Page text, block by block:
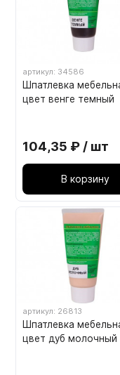
артикул: 34586
Шпатлевка
цвет венге темный
104,35 ₽ / шт
В корзину
артикул: 26813
Шпатлевка
цвет дуб молочный